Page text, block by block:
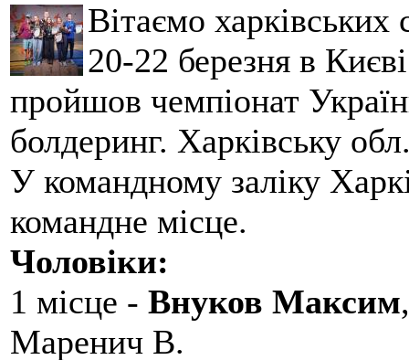
Вітаємо
20-22 березня в
пройшов чемпіонат
болдеринг. Харківську
У командному заліку
командне місце.
Чоловіки:
1 місце - Внуков Максим
Маренич В.